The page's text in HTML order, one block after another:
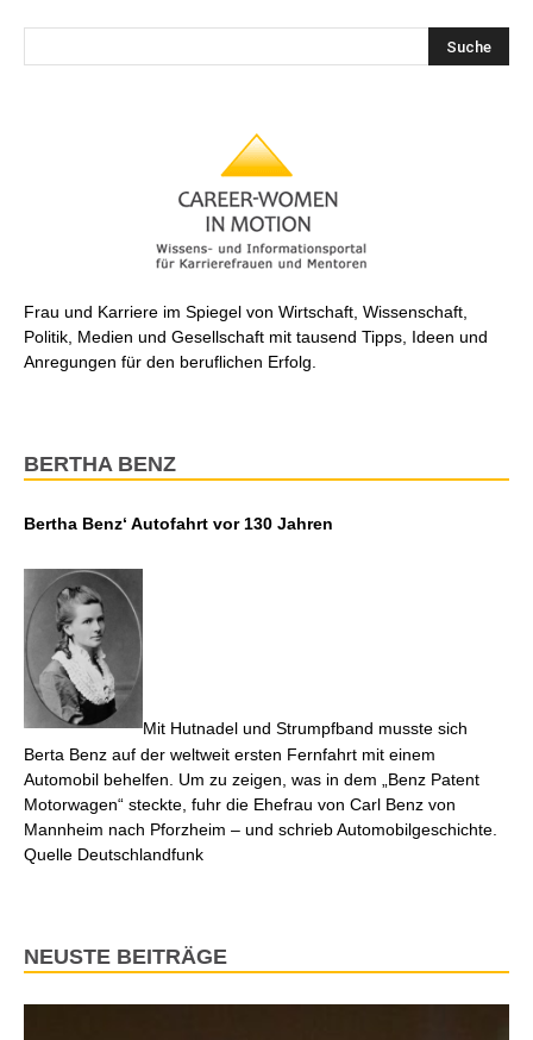
Frau und Karriere im Spiegel von Wirtschaft, Wissenschaft,
Politik, Medien und Gesellschaft mit tausend Tipps, Ideen und
Anregungen für den beruflichen Erfolg.
BERTHA BENZ
Bertha Benz‘ Autofahrt vor 130 Jahren
Mit Hutnadel und Strumpfband musste sich
Berta Benz auf der weltweit ersten Fernfahrt mit einem
Automobil behelfen. Um zu zeigen, was in dem „Benz Patent
Motorwagen“ steckte, fuhr die Ehefrau von Carl Benz von
Mannheim nach Pforzheim – und schrieb Automobilgeschichte.
Quelle Deutschlandfunk
NEUSTE BEITRÄGE